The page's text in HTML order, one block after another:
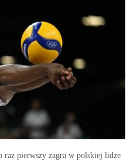
raz pierwszy zagra w polskiej lidze